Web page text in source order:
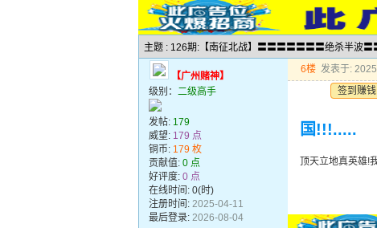
主题 : 126期:【南征北战】〓〓〓〓〓〓〓绝杀半波〓
【广州赌神】
级别： 二级高手
发帖: 179
威望: 179 点
铜币: 179 枚
贡献值: 0 点
好评度: 0 点
在线时间: 0(时)
注册时间: 2025-04-11
最后登录: 2026-08-04
6楼 发表于:
签到赚钱
国!!!.....
顶天立地真英雄!